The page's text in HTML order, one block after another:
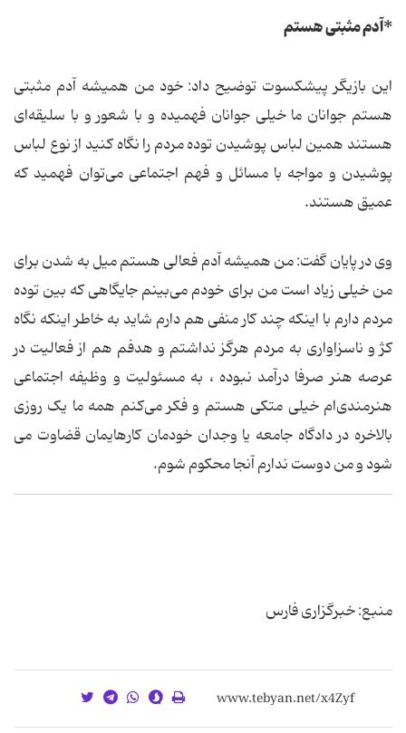
*آدم مثبتی هستم
این بازیگر پیشکسوت توضیح داد: خود من همیشه آدم مثبتی
هستم جوانان ما خیلی جوانان فهمیده و با شعور و با سلیقه‌ای
هستند همین لباس پوشیدن توده مردم را نگاه کنید از نوع لباس
پوشیدن و مواجه با مسائل و فهم اجتماعی می‌توان فهمید که
عمیق هستند.
وی در پایان گفت: من همیشه آدم فعالی هستم میل به شدن برای
من خیلی زیاد است من برای خودم می‌بینم جایگاهی که بین توده
مردم دارم با اینکه چند کار منفی هم دارم شاید به خاطر اینکه نگاه
کژ و ناسزاواری به مردم هرگز نداشتم و هدفم هم از فعالیت در
عرصه هنر صرفا درآمد نبوده ، به مسئولیت و وظیفه اجتماعی
هنرمندی‌ام خیلی متکی هستم و فکر می‌کنم همه ما یک روزی
بالاخره در دادگاه جامعه یا وجدان خودمان کارهایمان قضاوت می
شود و من دوست ندارم آنجا محکوم شوم.
منبع: خبرگزاری فارس